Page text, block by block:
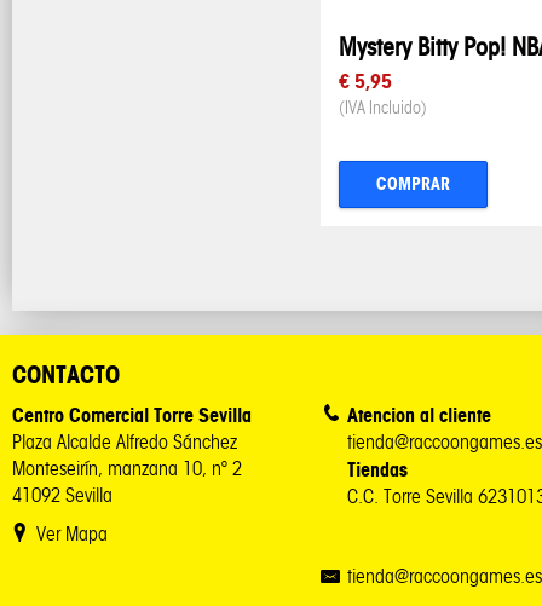
Mystery Bitty Pop!
€ 5,95
(IVA Incluido)
COMPRAR
CONTACTO
Centro Comercial Torre Sevilla
Plaza Alcalde Alfredo Sánchez
Monteseirín, manzana 10, nº 2
41092 Sevilla
Ver Mapa
Atencion al cliente
tienda@raccoongames.es
Tiendas
C.C. Torre Sevilla
tienda@raccoongames.es